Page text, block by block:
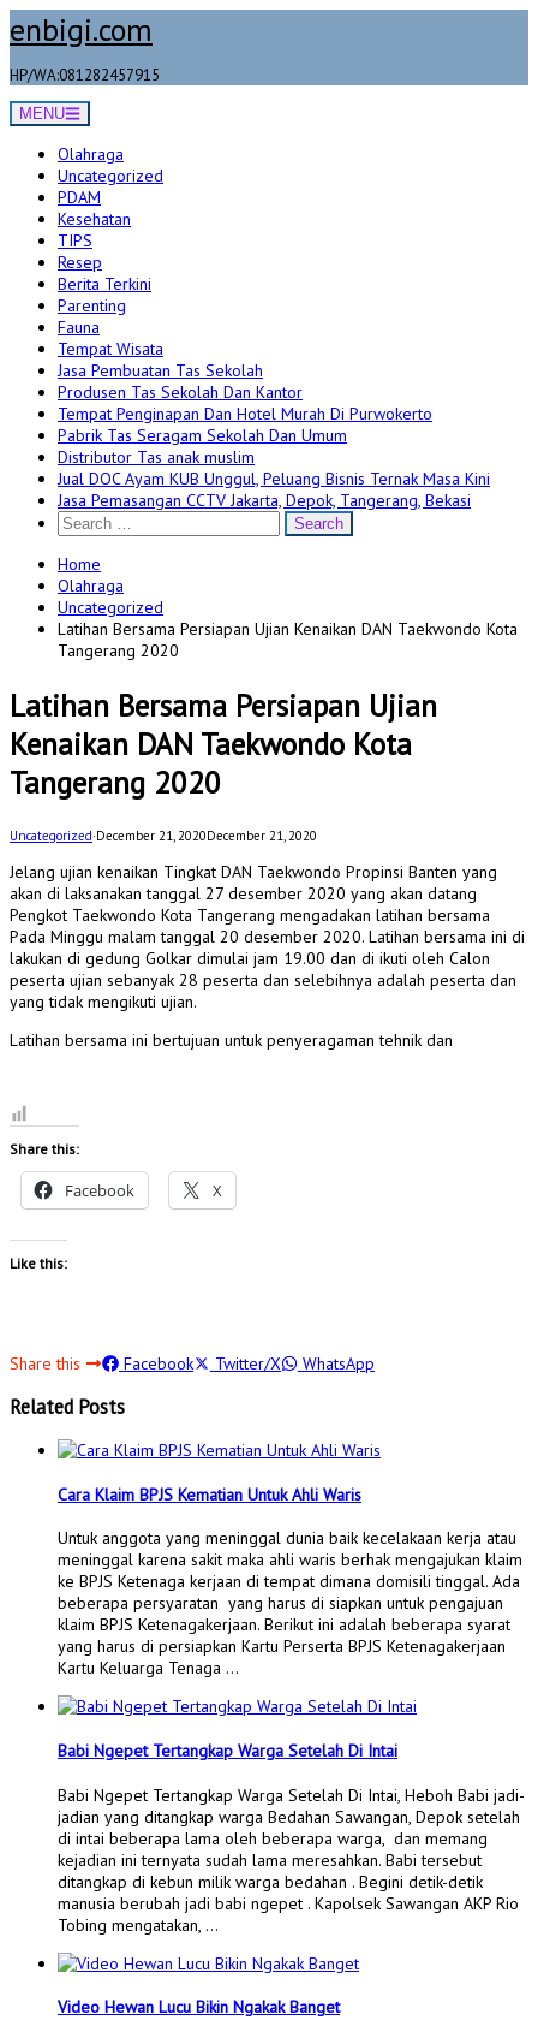
to
enbigi.com
HP/WA:081282457915
MENU
Olahraga
Uncategorized
PDAM
Kesehatan
TIPS
Resep
Berita Terkini
Parenting
Fauna
Tempat Wisata
Jasa Pembuatan Tas Sekolah
Produsen Tas Sekolah Dan Kantor
Tempat Penginapan Dan Hotel Murah Di Purwokerto
Pabrik Tas Seragam Sekolah Dan Umum
Distributor Tas anak muslim
Jual DOC Ayam KUB Unggul, Peluang Bisnis Ternak Masa Kini
Jasa Pemasangan CCTV Jakarta, Depok, Tangerang, Bekasi
Search
for:
Home
Olahraga
Uncategorized
Latihan Bersama Persiapan Ujian Kenaikan DAN Taekwondo Kota
Tangerang 2020
Latihan Bersama Persiapan Ujian
Kenaikan DAN Taekwondo Kota
Tangerang 2020
Uncategorized·December 21, 2020December 21, 2020
Jelang ujian kenaikan Tingkat DAN Taekwondo Propinsi Banten yang
akan di laksanakan tanggal 27 desember 2020 yang akan datang
Pengkot Taekwondo Kota Tangerang mengadakan latihan bersama
Pada Minggu malam tanggal 20 desember 2020. Latihan bersama ini di
lakukan di gedung Golkar dimulai jam 19.00 dan di ikuti oleh Calon
peserta ujian sebanyak 28 peserta dan selebihnya adalah peserta dan
yang tidak mengikuti ujian.
Latihan bersama ini bertujuan untuk penyeragaman tehnik dan
Share this:
Facebook X
Like this:
Share this Facebook Twitter/X WhatsApp
Related Posts
Cara Klaim BPJS Kematian Untuk Ahli Waris
Untuk anggota yang meninggal dunia baik kecelakaan kerja atau
meninggal karena sakit maka ahli waris berhak mengajukan klaim
ke BPJS Ketenaga kerjaan di tempat dimana domisili tinggal. Ada
beberapa persyaratan yang harus di siapkan untuk pengajuan
klaim BPJS Ketenagakerjaan. Berikut ini adalah beberapa syarat
yang harus di persiapkan Kartu Perserta BPJS Ketenagakerjaan
Kartu Keluarga Tenaga …
Babi Ngepet Tertangkap Warga Setelah Di Intai
Babi Ngepet Tertangkap Warga Setelah Di Intai, Heboh Babi jadi-
jadian yang ditangkap warga Bedahan Sawangan, Depok setelah
di intai beberapa lama oleh beberapa warga, dan memang
kejadian ini ternyata sudah lama meresahkan. Babi tersebut
ditangkap di kebun milik warga bedahan . Begini detik-detik
manusia berubah jadi babi ngepet . Kapolsek Sawangan AKP Rio
Tobing mengatakan, …
Video Hewan Lucu Bikin Ngakak Banget